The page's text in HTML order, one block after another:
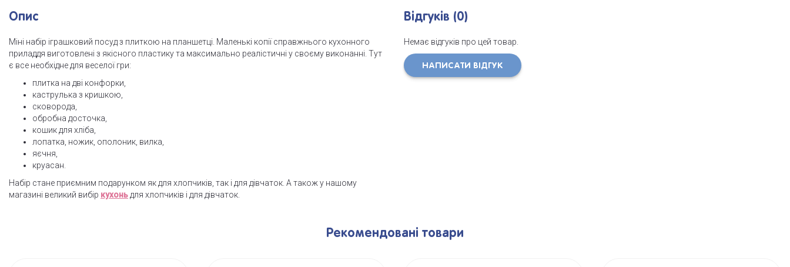
Опис
Міні набір іграшковий посуд з плиткою на планшетці. Маленькі копії справжнього кухонного
приладдя виготовлені з якісного пластику та максимально реалістичні у своєму виконанні. Тут
є все необхідне для веселої гри:
плитка на дві конфорки,
каструлька з кришкою,
сковорода,
обробна досточка,
кошик для хліба,
лопатка, ножик, ополоник, вилка,
яєчня,
круасан.
Набір стане приємним подарунком як для хлопчиків, так і для дівчаток. А також у нашому
магазині великий вибір кухонь для хлопчиків і для дівчаток.
Відгуків (0)
Немає відгуків про цей товар.
НАПИСАТИ ВІДГУК
Рекомендовані товари